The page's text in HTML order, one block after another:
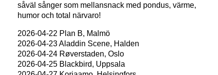
såväl sånger som mellansnack med pondus, värme,
humor och total närvaro!
2026-04-22 Plan B, Malmö
2026-04-23 Aladdin Scene, Halden
2026-04-24 Røverstaden, Oslo
2026-04-25 Blackbird, Uppsala